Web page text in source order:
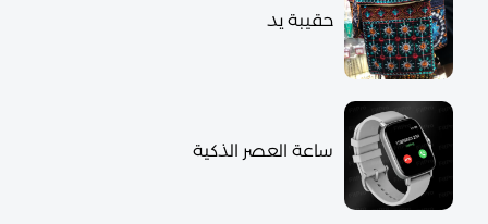
حقيبة يد
ساعة العصر الذكية